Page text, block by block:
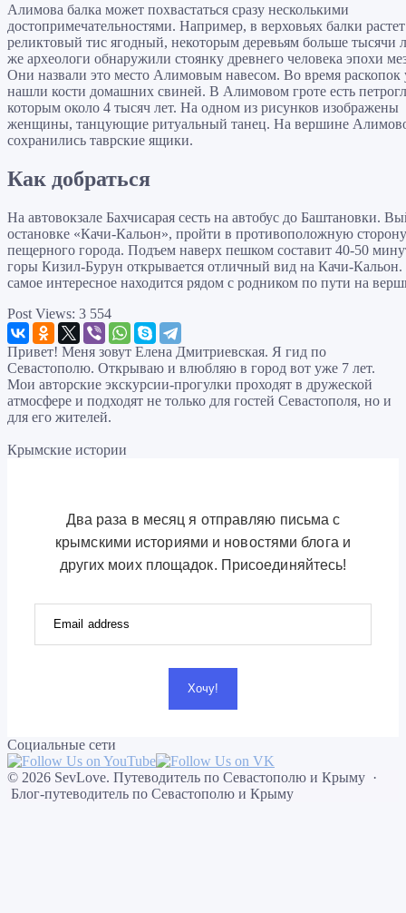
Алимова балка может похвастаться сразу несколькими
достопримечательностями. Например, в верховьях балки растет
реликтовый тис ягодный, некоторым деревьям больше тысячи
же археологи обнаружили стоянку древнего человека эпохи
Они назвали это место Алимовым навесом. Во время раскопок
нашли кости домашних свиней. В Алимовом гроте есть
которым около 4 тысяч лет. На одном из рисунков изображены
женщины, танцующие ритуальный танец. На вершине
сохранились таврские ящики.
Как добраться
На автовокзале Бахчисарая сесть на автобус до Баштановки.
остановке «Качи-Кальон», пройти в противоположную
пещерного города. Подъем наверх пешком составит 40-50
горы Кизил-Бурун открывается отличный вид на Качи-Кальон.
самое интересное находится рядом с родником по пути на
Post Views: 3 554
Привет! Меня зовут Елена Дмитриевская. Я гид по
Севастополю. Открываю и влюбляю в город вот уже 7 лет.
Мои авторские экскурсии-прогулки проходят в дружеской
атмосфере и подходят не только для гостей Севастополя, но и
для его жителей.
Крымские истории
Два раза в месяц я отправляю письма с
крымскими историями и новостями блога и
других моих площадок. Присоединяйтесь!
Хочу!
Социальные сети
© 2026 SevLove. Путеводитель по Севастополю и Крыму ·
Блог-путеводитель по Севастополю и Крыму